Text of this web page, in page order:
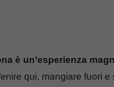
è un’esperienza
qui, mangiare fuori